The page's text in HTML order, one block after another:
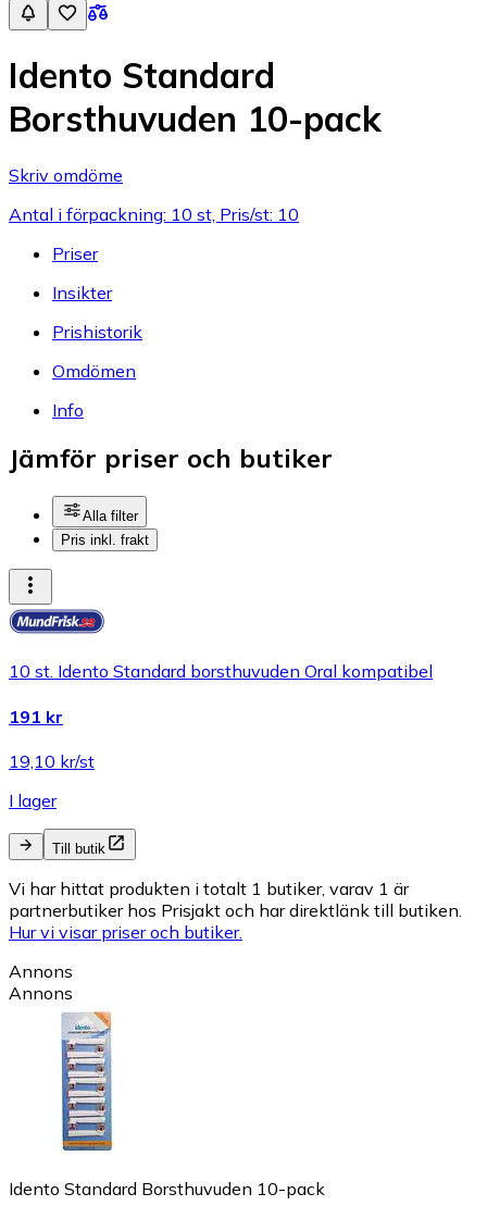
Idento Standard
Borsthuvuden 10-pack
Skriv omdöme
Antal i förpackning: 10 st, Pris/st: 10
Priser
Insikter
Prishistorik
Omdömen
Info
Jämför priser och butiker
Alla filter
Pris inkl. frakt
10 st. Idento Standard borsthuvuden Oral kompatibel
191 kr
19,10 kr/st
I lager
Till butik
Vi har hittat produkten i totalt 1 butiker, varav 1 är
partnerbutiker hos Prisjakt och har direktlänk till butiken.
Hur vi visar priser och butiker.
Annons
Annons
Idento Standard Borsthuvuden 10-pack